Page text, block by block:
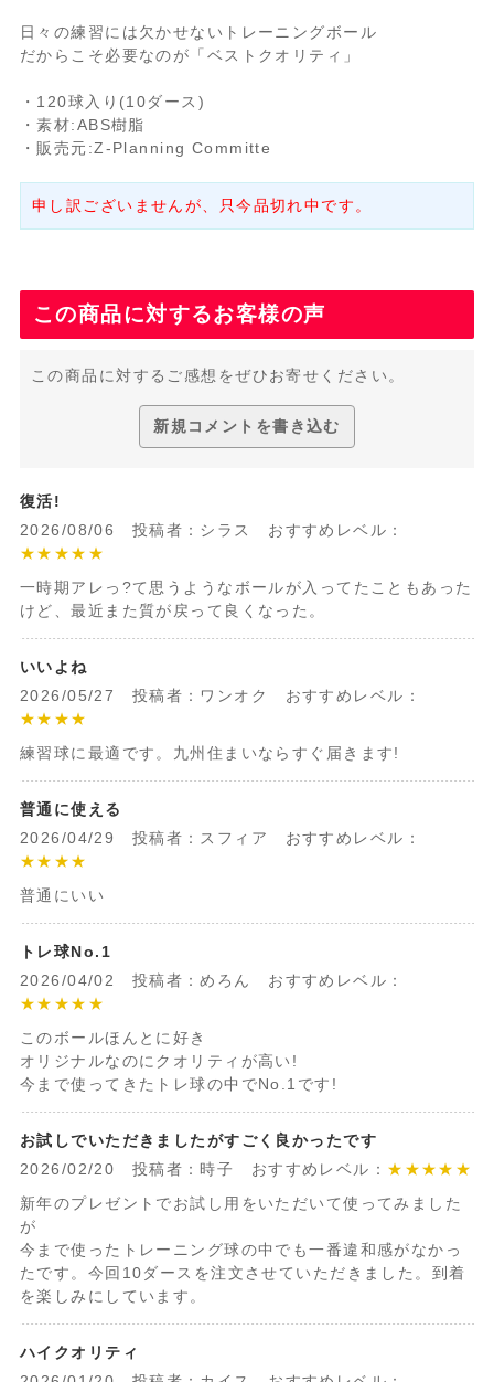
日々の練習には欠かせないトレーニングボール
だからこそ必要なのが「ベストクオリティ」
・120球入り(10ダース)
・素材:ABS樹脂
・販売元:Z-Planning Committe
申し訳ございませんが、只今品切れ中です。
この商品に対するお客様の声
この商品に対するご感想をぜひお寄せください。
新規コメントを書き込む
復活!
2026/08/06 投稿者：シラス おすすめレベル：
★★★★★
一時期アレっ?て思うようなボールが入ってたこともあった
けど、最近また質が戻って良くなった。
いいよね
2026/05/27 投稿者：ワンオク おすすめレベル：
★★★★
練習球に最適です。九州住まいならすぐ届きます!
普通に使える
2026/04/29 投稿者：スフィア おすすめレベル：
★★★★
普通にいい
トレ球No.1
2026/04/02 投稿者：めろん おすすめレベル：
★★★★★
このボールほんとに好き
オリジナルなのにクオリティが高い!
今まで使ってきたトレ球の中でNo.1です!
お試しでいただきましたがすごく良かったです
2026/02/20 投稿者：時子 おすすめレベル： ★★★★★
新年のプレゼントでお試し用をいただいて使ってみました
が
今まで使ったトレーニング球の中でも一番違和感がなかっ
たです。今回10ダースを注文させていただきました。到着
を楽しみにしています。
ハイクオリティ